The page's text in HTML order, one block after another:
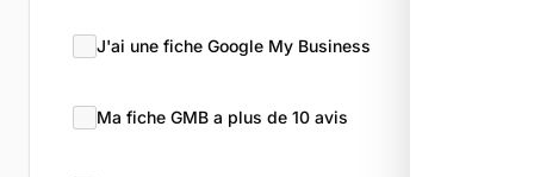
J'ai une fiche Google My Business
Ma fiche GMB a plus de 10 avis